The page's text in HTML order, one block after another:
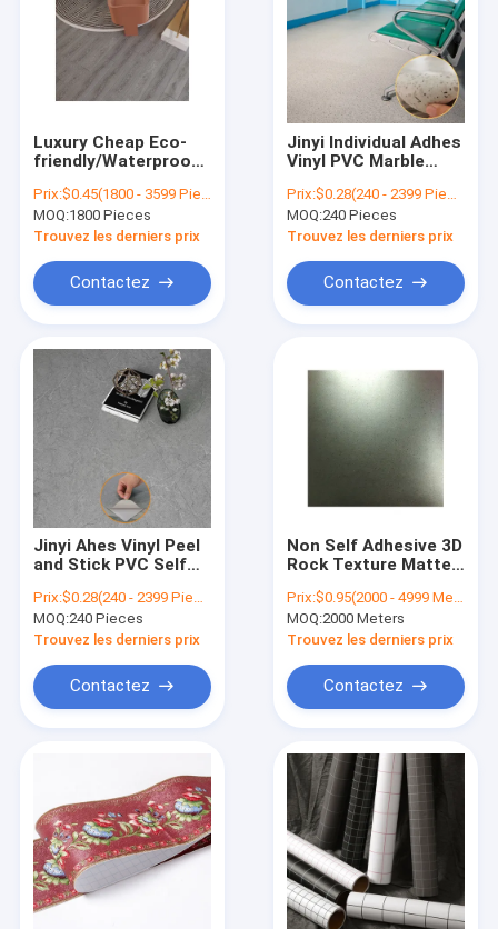
Film auto-adhésif de PVC
Film en bois de PVC de grain
Papeterie peint en PVC auto-adhésif
Feuille de membrane en PVC
Feuille décorative en PVC
Luxury Cheap Eco-
friendly/Waterproof/Fireproof/Anti-
Wood Self Adhesive
Wood Flooring From
China Factory
Vinyl 3d Sticker
Prix:$0.45(1800 - 3599 Pieces) $0.42(3600 - 10799 Pieces) $0.36(>=10800 Pieces)
MOQ:1800 Pieces
Trouvez les derniers prix
Contactez
Jinyi Individual Adhes
Vinyl PVC Marble
adhesive Waterproof
Wear-resistant
Adhesive Stickers
Tile Flooring
Prix:$0.28(240 - 2399 Pieces) $0.27(2400 - 239999 Pieces) $0.25(>=240000 Pieces)
MOQ:240 Pieces
Trouvez les derniers prix
Contactez
Jinyi Ahes Vinyl Peel
and Stick PVC Self
Interior Repair
Renovate
Refurbishment Cover
Flooring
Prix:$0.28(240 - 2399 Pieces) $0.27(2400 - 239999 Pieces) $0.25(>=240000 Pieces)
MOQ:240 Pieces
Trouvez les derniers prix
Contactez
Non Self Adhesive 3D
Rock Texture Matte
Prix:$0.95(2000 - 4999 Meters) $0.90(5000 - 9999 Meters) $0.86(>=10000 Meters)
MOQ:2000 Meters
Trouvez les derniers prix
Contactez